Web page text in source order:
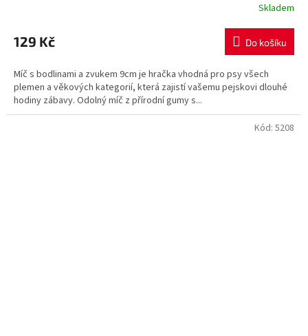
Skladem
129 Kč Do košíku
Míč s bodlinami a zvukem 9cm je hračka vhodná pro psy všech
plemen a věkových kategorií, která zajistí vašemu pejskovi dlouhé
hodiny zábavy. Odolný míč z přírodní gumy s...
Kód: 5208